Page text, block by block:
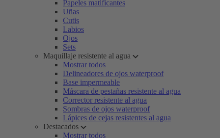
Papeles matificantes
Uñas
Cutis
Labios
Ojos
Sets
Maquillaje resistente al agua
Mostrar todos
Delineadores de ojos waterproof
Base impermeable
Máscara de pestañas resistente al agua
Corrector resistente al agua
Sombras de ojos waterproof
Lápices de cejas resistentes al agua
Destacados
Mostrar todos